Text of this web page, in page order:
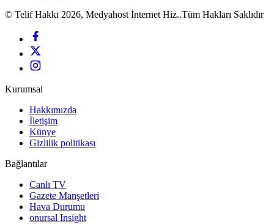
© Telif Hakkı 2026, Medyahost İnternet Hiz..Tüm Hakları Saklıdır
Kurumsal
Hakkımızda
İletişim
Künye
Gizlilik politikası
Bağlantılar
Canlı TV
Gazete Manşetleri
Hava Durumu
onursal Insight